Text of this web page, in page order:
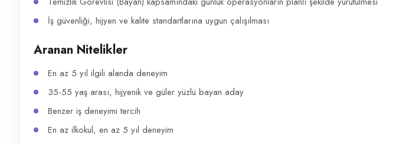
İş güvenliği, hijyen ve kalite standartlarına uygun çalışılması
Aranan Nitelikler
En az 5 yıl ilgili alanda deneyim
35-55 yaş arası, hijyenik ve güler yüzlü bayan aday
Benzer iş deneyimi tercih
En az ilkokul, en az 5 yıl deneyim